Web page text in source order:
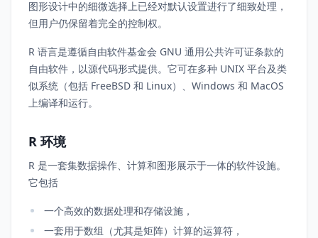
图形设计中的细微选择上已经对默认设置进行了细致处理，
但用户仍保留着完全的控制权。
R 语言是遵循自由软件基金会 GNU 通用公共许可证条款的
自由软件，以源代码形式提供。它可在多种 UNIX 平台及类
似系统（包括 FreeBSD 和 Linux）、Windows 和 MacOS
上编译和运行。
R 环境
R 是一套集数据操作、计算和图形展示于一体的软件设施。
它包括
一个高效的数据处理和存储设施，
一套用于数组（尤其是矩阵）计算的运算符，